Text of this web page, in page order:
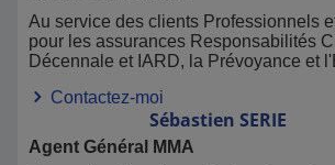
Au service des clients Professionnels
pour les assurances Responsabilités
Décennale et IARD, la Prévoyance et
Contactez-moi
Sébastien SERIE
Agent Général MMA